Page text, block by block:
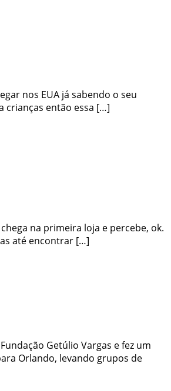
nos EUA já sabendo o seu
crianças então essa […]
na primeira loja e percebe, ok.
até encontrar […]
Getúlio Vargas e fez um
Orlando, levando grupos de